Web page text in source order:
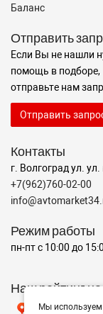
Баланс
Отправить
Если Вы не нашли
помощь в подборе,
отправьте нам
Отправить
Контакты
г. Волгоград ул.
+7(962)760-02-00
Режим работы
пн-пт с 10:00 до
Наш рейтинг
Мы